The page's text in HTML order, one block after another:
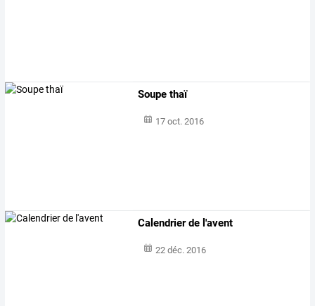
Soupe thaï
17 oct. 2016
Calendrier de l'avent
22 déc. 2016